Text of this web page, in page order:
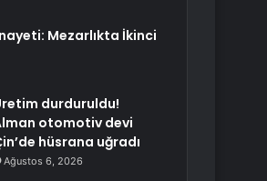
Mezarlıkta İkinci
durduruldu!
otomotiv devi
hüsrana uğradı
Ağustos 6, 2026